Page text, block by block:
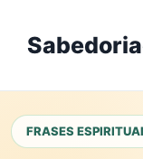
content
FRASES